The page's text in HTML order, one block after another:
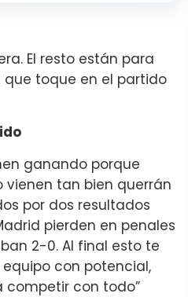
El resto están para
toque en el partido
ganando porque
vienen tan bien querrán
por dos resultados
pierden en penales
2-0. Al final esto te
con potencial,
competir con todo”